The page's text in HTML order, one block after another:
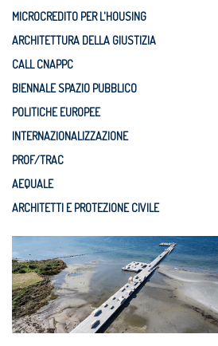
MICROCREDITO PER L'HOUSING
ARCHITETTURA DELLA GIUSTIZIA
CALL CNAPPC
BIENNALE SPAZIO PUBBLICO
POLITICHE EUROPEE
INTERNAZIONALIZZAZIONE
PROF/TRAC
AEQUALE
ARCHITETTI E PROTEZIONE CIVILE